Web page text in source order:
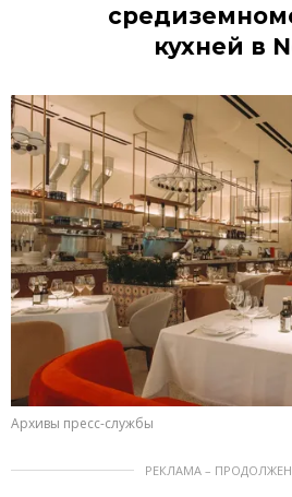
кухней в
Архивы пресс-службы
РЕКЛАМА –